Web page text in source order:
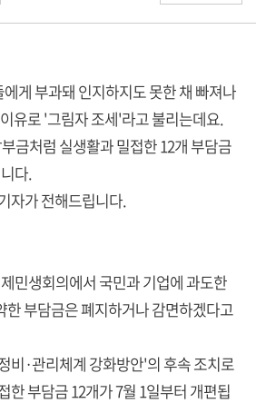
게 부과돼 인지하지도 못한 채 빠져나
유로 '그림자 조세'라고 불리는데요.
금처럼 실생활과 밀접한 12개 부담금
다.
자가 전해드립니다.
민생회의에서 국민과 기업에 과도한
한 부담금은 폐지하거나 감면하겠다고
비·관리체계 강화방안'의 후속 조치로
한 부담금 12개가 7월 1일부터 개편됩